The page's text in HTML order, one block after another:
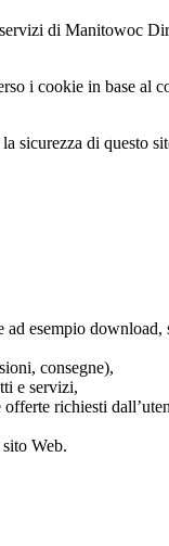
di Manitowoc
i cookie in base al
di questo
esempio
consegne),
e servizi,
richiesti
Web.